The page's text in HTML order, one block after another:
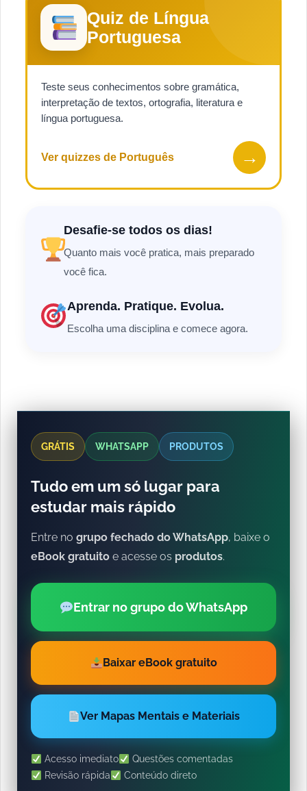
Quiz de Língua
Portuguesa
Teste seus conhecimentos sobre gramática,
interpretação de textos, ortografia, literatura e
língua portuguesa.
Ver quizzes de Português →
Desafie-se todos os dias!
Quanto mais você pratica, mais preparado
você fica.
Aprenda. Pratique. Evolua.
Escolha uma disciplina e comece agora.
GRÁTIS WHATSAPP PRODUTOS
Tudo em um só lugar para
estudar mais rápido
Entre no grupo fechado do WhatsApp, baixe o
eBook gratuito e acesse os produtos.
Entrar no grupo do WhatsApp
Baixar eBook gratuito
Ver Mapas Mentais e Materiais
Acesso imediato
Questões comentadas
Revisão rápida
Conteúdo direto